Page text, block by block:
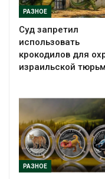
РАЗНОЕ
Суд запретил
использовать
крокодилов для
израильской
РАЗНОЕ